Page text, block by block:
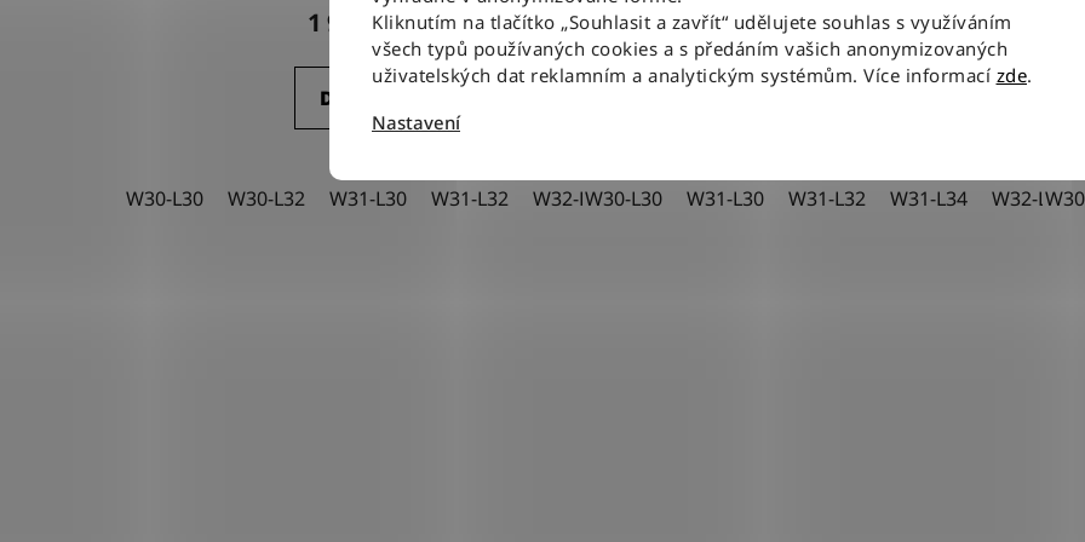
Kliknutím na tlačítko „Souhlasit a zavřít“ udělujete souhlas s využíváním
všech typů používaných cookies a s předáním vašich anonymizovaných
uživatelských dat reklamním a analytickým systémům. Více informací zde.
Nastavení
1 940 Kč
DETAIL
W30-L30 W30-L32 W31-L30 W31-L32 W32-L30 W32-L32 W32-L34 W33-L32 W36-L30
1 850 Kč
W30-L30 W31-L30 W31-L32 W31-L34 W32-L30